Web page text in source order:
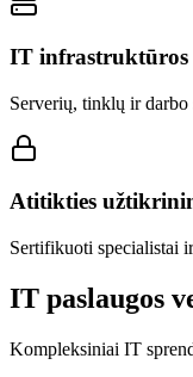
IT infrastruktūros
Serverių, tinklų ir
Atitikties
Sertifikuoti specialistai
IT paslaugos
Kompleksiniai IT